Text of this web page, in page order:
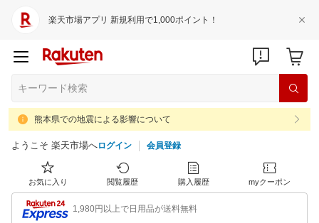
楽天市場アプリ 新規利用で1,000ポイント！
熊本県での地震による影響について
ようこそ 楽天市場へログイン 会員登録
お気に入り 閲覧履歴 購入履歴 myクーポン
1,980円以上で日用品が送料無料